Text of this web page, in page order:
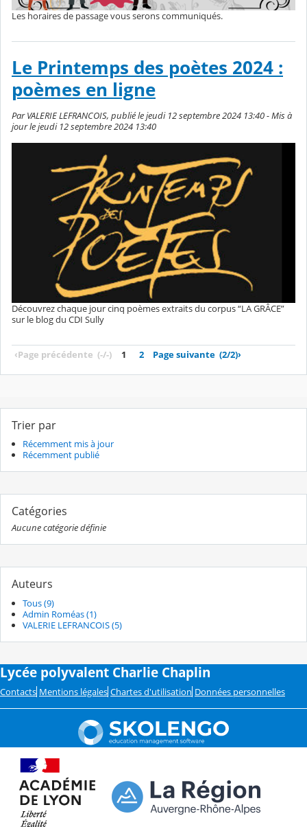
Les horaires de passage vous serons communiqués.
Le Printemps des poètes 2024 :
poèmes en ligne
Par VALERIE LEFRANCOIS, publié le jeudi 12 septembre 2024 13:40 - Mis à
jour le jeudi 12 septembre 2024 13:40
Découvrez chaque jour cinq poèmes extraits du corpus “LA GRÂCE”
sur le blog du CDI Sully
‹Page précédente (-/-) 1 2 Page suivante (2/2)›
Trier par
Récemment mis à jour
Récemment publié
Catégories
Aucune catégorie définie
Auteurs
Tous (9)
Admin Roméas (1)
VALERIE LEFRANCOIS (5)
Lycée polyvalent Charlie Chaplin
Contacts Mentions légales Chartes d'utilisation Données personnelles